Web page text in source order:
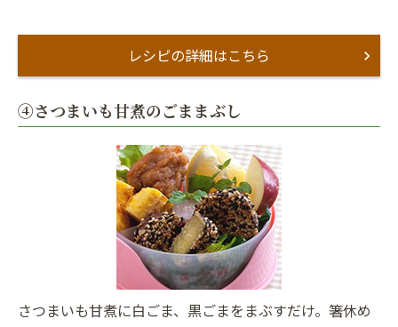
レシピの詳細はこちら
④さつまいも甘煮のごままぶし
さつまいも甘煮に白ごま、黒ごまをまぶすだけ。箸休め